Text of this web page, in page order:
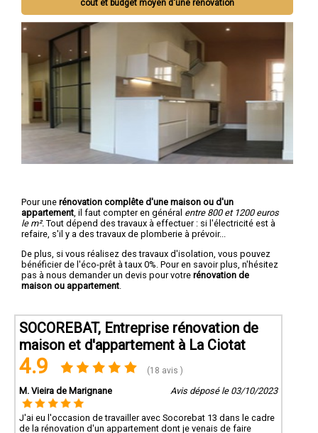
coût et budget moyen d'une rénovation
Pour une rénovation complête d'une maison ou d'un
appartement , il faut compter en général entre 800 et 1200 euros
le m². Tout dépend des travaux à effectuer : si l'électricité est à
refaire, s'il y a des travaux de plomberie à prévoir...
De plus, si vous réalisez des travaux d'isolation, vous pouvez
bénéficier de l'éco-prêt à taux 0%. Pour en savoir plus, n'hésitez
pas à nous demander un devis pour votre rénovation de
maison ou appartement
SOCOREBAT, Entreprise rénovation de
maison et d'appartement à La Ciotat
4.9 (18 avis )
M. Vieira de Marignane Avis déposé le 03/10/2023
J'ai eu l'occasion de travailler avec Socorebat 13 dans le cadre
de la rénovation d'un appartement dont je venais de faire